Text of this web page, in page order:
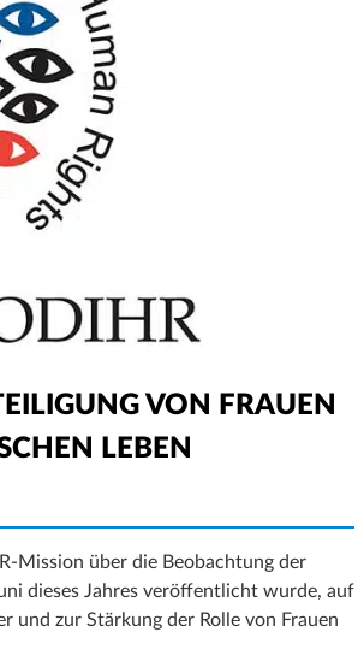
VON FRAUEN
LEBEN
Mission über die Beobachtung der
dieses Jahres veröffentlicht wurde, auf
und zur Stärkung der Rolle von Frauen